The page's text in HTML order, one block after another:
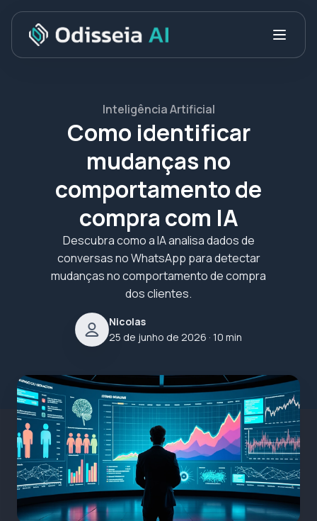
Inteligência Artificial
Como identificar
mudanças no
comportamento de
compra com IA
Descubra como a IA analisa dados de
conversas no WhatsApp para detectar
mudanças no comportamento de compra
dos clientes.
Nicolas
25 de junho de 2026 · 10 min